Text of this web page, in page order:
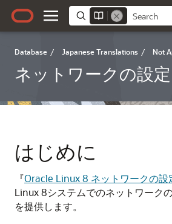
Database / Japanese Translations / Not
ネットワークの設定
はじめに
『Oracle Linux 8 ネットワークの設
Linux8システムでのネットワーク
を提供します。